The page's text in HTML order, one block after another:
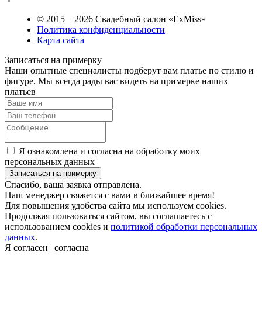
© 2015—2026 Свадебный салон «ExMiss»
Политика конфиденциальности
Карта сайта
Записаться на примерку
Наши опытные специалисты подберут вам платье по стилю и
фигуре. Мы всегда рады вас видеть на примерке наших
платьев
Я ознакомлена и согласна на обработку моих
персональных данных
Спасибо, ваша заявка отправлена.
Наш менеджер свяжется с вами в ближайшее время!
Для повышения удобства сайта мы используем cookies.
Продолжая пользоваться сайтом, вы соглашаетесь с
использованием cookies и политикой обработки персональных
данных.
Я согласен | согласна